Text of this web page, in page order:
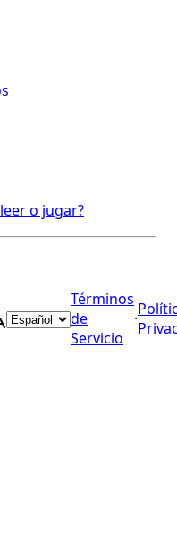
o jugar?
Términos
de
Servicio
·